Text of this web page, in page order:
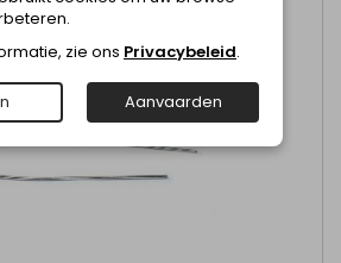
zie ons Privacybeleid.
Aanvaarden